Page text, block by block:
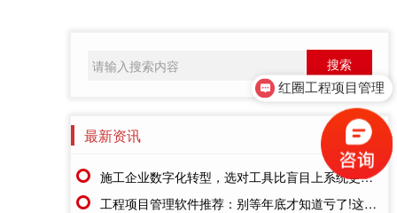
最新资讯 更多>>
施工企业数字化转型，选对工具比盲目上系统更重要
工程项目管理软件推荐：别等年底才知道亏了!这套系统让每一分钱都有迹可循
红圈工程项目管理